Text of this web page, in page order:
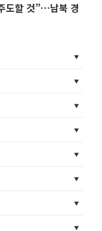
도할 것”…남북 경